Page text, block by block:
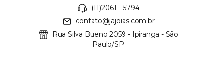
(11)2061 - 5794
contato@jajoias.com.br
Rua Silva Bueno 2059 - Ipiranga - São
Paulo/SP